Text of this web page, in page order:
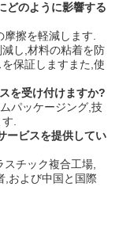
どのように影響する
擦を軽減します.
し,材料の粘着を防
保証しますまた,使
を受け付けますか?
パッケージング,技
.
ービスを提供してい
チック複合工場,
,および中国と国際